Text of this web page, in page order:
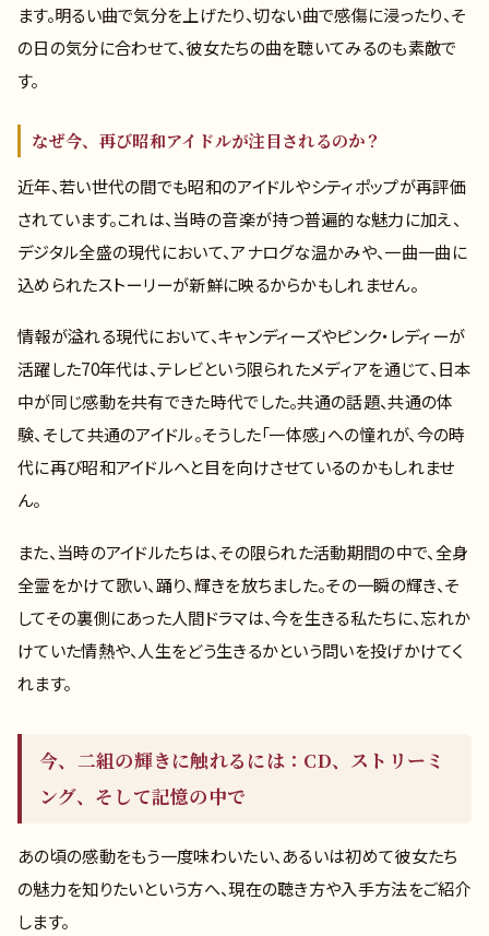
ます。明るい曲で気分を上げたり、切ない曲で感傷に浸ったり、そ
の日の気分に合わせて、彼女たちの曲を聴いてみるのも素敵で
す。
なぜ今、再び昭和アイドルが注目されるのか？
近年、若い世代の間でも昭和のアイドルやシティポップが再評価
されています。これは、当時の音楽が持つ普遍的な魅力に加え、
デジタル全盛の現代において、アナログな温かみや、一曲一曲に
込められたストーリーが新鮮に映るからかもしれません。
情報が溢れる現代において、キャンディーズやピンク・レディーが
活躍した70年代は、テレビという限られたメディアを通じて、日本
中が同じ感動を共有できた時代でした。共通の話題、共通の体
験、そして共通のアイドル。そうした「一体感」への憧れが、今の時
代に再び昭和アイドルへと目を向けさせているのかもしれませ
ん。
また、当時のアイドルたちは、その限られた活動期間の中で、全身
全霊をかけて歌い、踊り、輝きを放ちました。その一瞬の輝き、そ
してその裏側にあった人間ドラマは、今を生きる私たちに、忘れか
けていた情熱や、人生をどう生きるかという問いを投げかけてく
れます。
今、二組の輝きに触れるには：CD、ストリーミ
ング、そして記憶の中で
あの頃の感動をもう一度味わいたい、あるいは初めて彼女たち
の魅力を知りたいという方へ、現在の聴き方や入手方法をご紹介
します。